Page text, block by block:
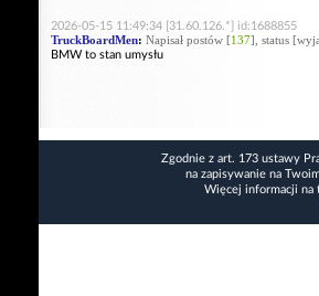
2026-05-15 11:49:34 [31.60.126.*] id:1688855
TruckBoardMen: Napisał postów [137], status
BMW to stan umysłu
Zgodnie z art. 173 ustawy
na zapisywanie na
Więcej informacji na